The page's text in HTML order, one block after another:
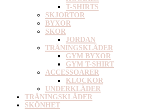
T-SHIRTS
SKJORTOR
BYXOR
SKOR
JORDAN
TRÄNINGSKLÄDER
GYM BYXOR
GYM T-SHIRT
ACCESSOARER
KLOCKOR
UNDERKLÄDER
TRÄNINGSKLÄDER
SKÖNHET